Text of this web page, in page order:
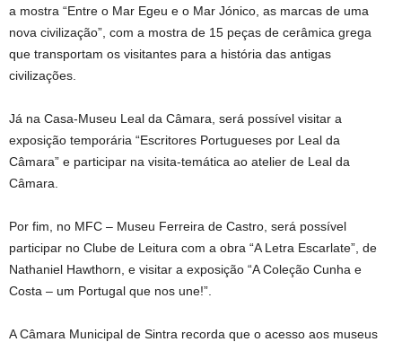
a mostra “Entre o Mar Egeu e o Mar Jónico, as marcas de uma
nova civilização”, com a mostra de 15 peças de cerâmica grega
que transportam os visitantes para a história das antigas
civilizações.
Já na Casa-Museu Leal da Câmara, será possível visitar a
exposição temporária “Escritores Portugueses por Leal da
Câmara” e participar na visita-temática ao atelier de Leal da
Câmara.
Por fim, no MFC – Museu Ferreira de Castro, será possível
participar no Clube de Leitura com a obra “A Letra Escarlate”, de
Nathaniel Hawthorn, e visitar a exposição “A Coleção Cunha e
Costa – um Portugal que nos une!”.
A Câmara Municipal de Sintra recorda que o acesso aos museus